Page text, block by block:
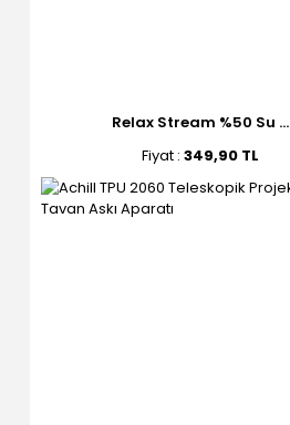
Relax Stream %50 Su ...
Fiyat : 349,90 TL